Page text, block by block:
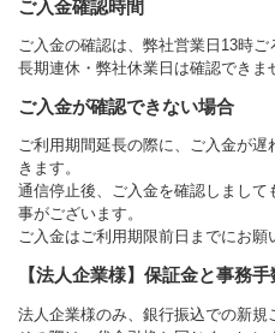
ご入金確認時間
ご入金の確認は、弊社営業日13時ご
長期連休・弊社休業日は確認できま
ご入金が確認できない場合
ご利用期間延長の際に、ご入金が
きます。
通信停止後、ご入金を確認しまして
事がございます。
ご入金はご利用期限前日までにお願
【法人企業様】保証金と事務
法人企業様のみ、銀行振込での新規